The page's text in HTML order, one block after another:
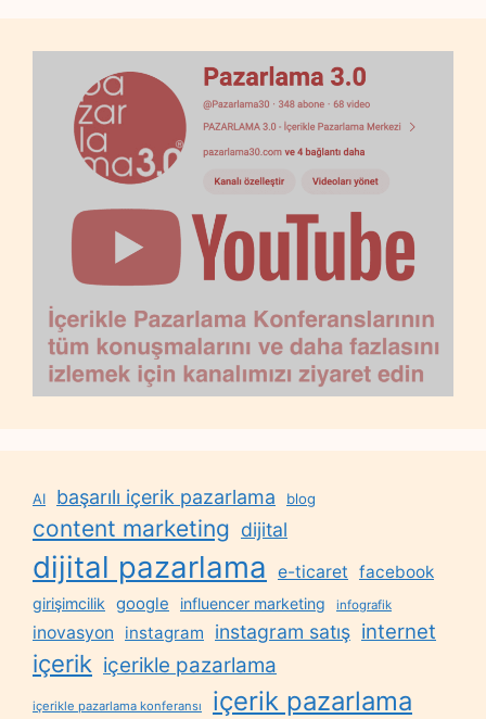
AI başarılı içerik pazarlama blog
content marketing dijital
dijital pazarlama e-ticaret facebook
girişimcilik google influencer marketing infografik
inovasyon instagram instagram satış internet
içerik içerikle pazarlama
içerikle pazarlama konferansı içerik pazarlama